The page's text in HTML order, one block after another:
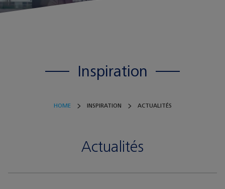
Inspiration
HOME INSPIRATION ACTUALITÉS
Actualités